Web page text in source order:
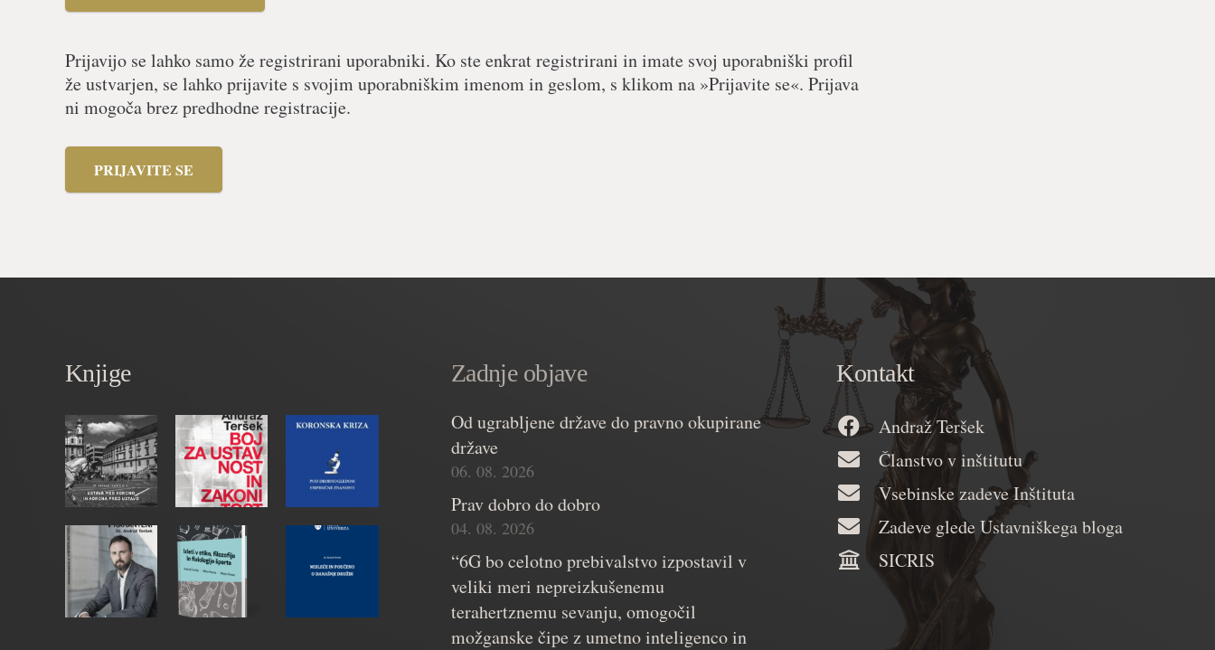
Prijavijo se lahko samo že registrirani uporabniki. Ko ste enkrat registrirani in imate svoj uporabniški profil
že ustvarjen, se lahko prijavite s svojim uporabniškim imenom in geslom, s klikom na »Prijavite se«. Prijava
ni mogoča brez predhodne registracije.
PRIJAVITE SE
Knjige Zadnje objave
Od ugrabljene države do pravno okupirane
države
06. 08. 2026
Prav dobro do dobro
04. 08. 2026
“6G bo celotno prebivalstvo izpostavil v
veliki meri nepreizkušenemu
terahertznemu sevanju, omogočil
možganske čipe z umetno inteligenco in
Kontakt
Andraž Teršek
Članstvo v inštitutu
Vsebinske zadeve Inštituta
Zadeve glede Ustavniškega bloga
SICRIS